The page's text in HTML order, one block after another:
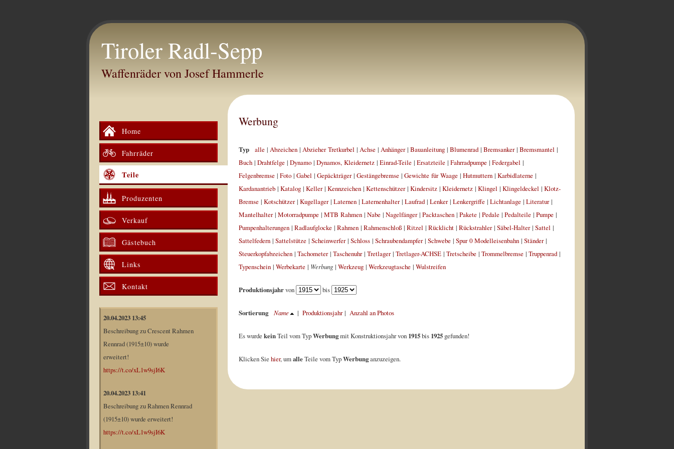
Tiroler Radl-Sepp
Waffenräder von Josef Hammerle
Home
Fahrräder
Teile
Produzenten
Verkauf
Gästebuch
Links
Kontakt
20.04.2023 13:45
Beschreibung zu Crescent Rahmen
Rennrad (1915±10) wurde
erweitert!
https://t.co/xL1w9sjI6K
20.04.2023 13:41
Beschreibung zu Rahmen Rennrad
(1915±10) wurde erweitert!
https://t.co/xL1w9sjI6K
Werbung
Typ alle| Abzeichen| Abzieher Tretkurbel | Achse| Anhänger| Bauanleitung| Blumenrad| Bremsanker| Bremsmantel |
Buch| Drahtfelge| Dynamo| Dynamos, Kleidernetz| Einrad-Teile| Ersatzteile| Fahrradpumpe| Federgabel |
Felgenbremse| Foto| Gabel | Gepäckträger| Gestängebremse| Gewichte für Waage| Hutmuttern| Karbidlaterne|
Kardanantrieb| Katalog| Keller| Kennzeichen| Kettenschützer| Kindersitz| Kleidernetz| Klingel | Klingeldeckel | Klotz-
Bremse| Kotschützer| Kugellager| Laternen| Laternenhalter| Laufrad| Lenker| Lenkergriffe| Lichtanlage| Literatur|
Mantelhalter| Motorradpumpe| MTB Rahmen| Nabe| Nagelfänger| Packtaschen| Pakete| Pedale| Pedalteile| Pumpe|
Pumpenhalterungen| Radlaufglocke| Rahmen| Rahmenschloß| Ritzel | Rücklicht| Rückstrahler| Säbel-Halter| Sattel |
Sattelfedern| Sattelstütze| Scheinwerfer| Schloss| Schraubendampfer| Schwebe| Spur 0 Modelleisenbahn| Ständer|
Steuerkopfabzeichen| Tachometer| Taschenuhr| Tretlager| Tretlager-ACHSE| Tretscheibe| Trommelbremse| Truppenrad|
Typenschein| Werbekarte| Werbung| Werkzeug| Werkzeugtasche| Wulstreifen
Produktionsjahrvon bis
Sortierung Name | Produktionsjahr| Anzahl an Photos
Es wurdekeinTeil vom TypWerbungmit Konstruktionsjahr von 1915bis 1925gefunden!
Klicken Siehier, umalleTeile vom TypWerbunganzuzeigen.